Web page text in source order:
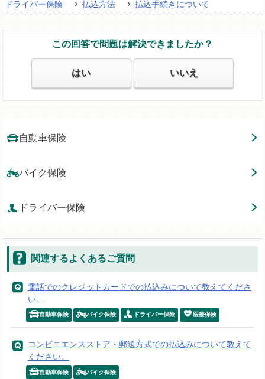
ドライバー保険 払込方法 払込手続きについて
この回答で問題は解決できましたか？
はい いいえ
自動車保険
バイク保険
ドライバー保険
関連するよくあるご質問
電話でのクレジットカードでの払込みについて教えてくださ
い。
自動車保険 バイク保険 ドライバー保険 医療保険
コンビニエンスストア・郵送方式での払込みについて教えて
ください。
自動車保険 バイク保険